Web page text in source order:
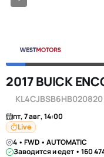
2017 BUICK
KL4CJBSB6HB020820
пт, 7 авг, 14:00
Live
4 • FWD • AUTOMATIC
Заводится и едет • 160